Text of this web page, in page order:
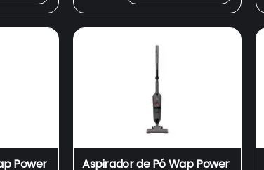
Power Aspirador de Pó Wap Power